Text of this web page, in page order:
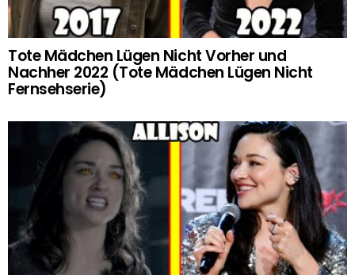
Tote Mädchen Lügen Nicht Vorher und
Nachher 2022 (Tote Mädchen Lügen Nicht
Fernsehserie)